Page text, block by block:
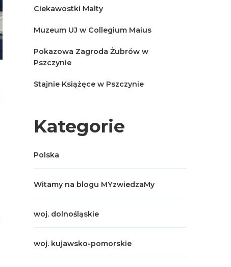
Ciekawostki Malty
Muzeum UJ w Collegium Maius
Pokazowa Zagroda Żubrów w
Pszczynie
Stajnie Książęce w Pszczynie
Kategorie
Polska
Witamy na blogu MYzwiedzaMy
woj. dolnośląskie
woj. kujawsko-pomorskie